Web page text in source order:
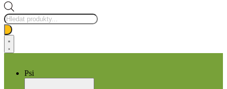
Products
search
Psi